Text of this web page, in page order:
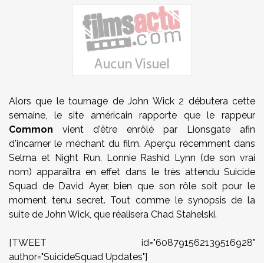
Alors que le tournage de John Wick 2 débutera cette
semaine, le site américain rapporte que le rappeur
Common vient d'être enrôlé par Lionsgate afin
d'incarner le méchant du film. Aperçu récemment dans
Selma et Night Run, Lonnie Rashid Lynn (de son vrai
nom) apparaîtra en effet dans le très attendu Suicide
Squad de David Ayer, bien que son rôle soit pour le
moment tenu secret. Tout comme le synopsis de la
suite de John Wick, que réalisera Chad Stahelski.
[TWEET id="608791562139516928"
author="SuicideSquad Updates"]